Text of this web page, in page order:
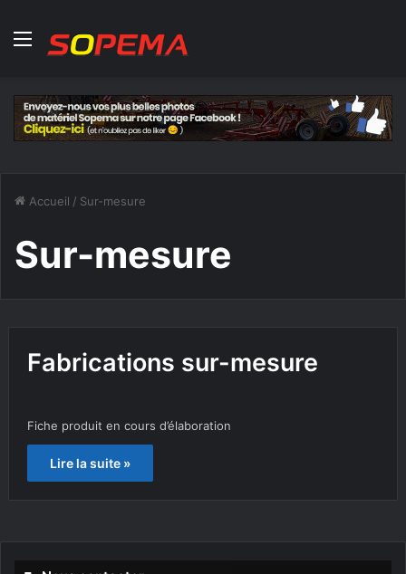
Menu
Accueil / Sur-mesure
Sur-mesure
Fabrications sur-mesure
Fiche produit en cours d’élaboration
Lire la suite »